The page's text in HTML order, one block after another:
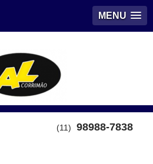
MENU
(11) 98988-7838